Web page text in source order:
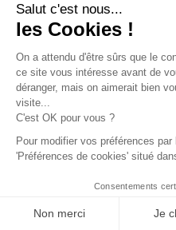
Salut c'est nous...
les Cookies !
On a attendu d'être sûrs que le
ce site vous intéresse avant de
déranger, mais on aimerait bien
visite...
C'est OK pour vous ?
Pour modifier vos préférences
'Préférences de cookies' situé
Consentements
Non merci Je